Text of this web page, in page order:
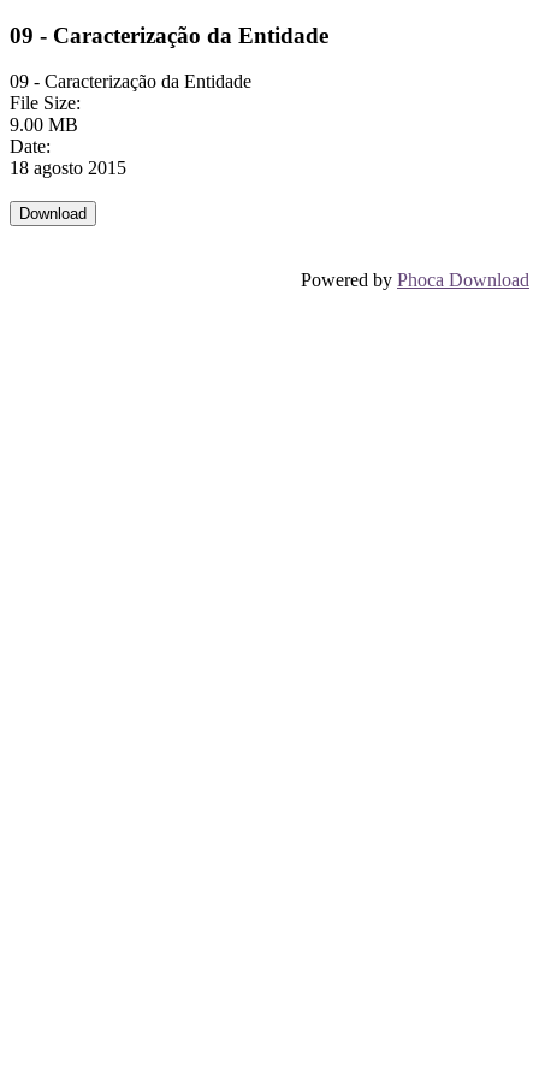
09 - Caracterização da Entidade
09 - Caracterização da Entidade
File Size:
9.00 MB
Date:
18 agosto 2015
Powered by Phoca Download